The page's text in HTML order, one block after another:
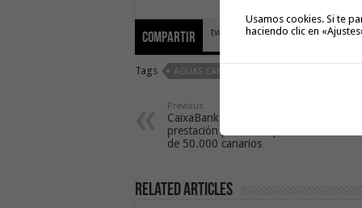
Compartir tweet
Tags AGUAS CANARIAS
Previous
CaixaBank adelantará la
prestación por desempleo a más
de 50.000 canarios
Related Articles
Usamos cookies. Si te
haciendo clic en